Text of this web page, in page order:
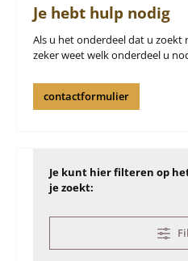
Je hebt hulp nodig
Als u het onderdeel dat u
zeker weet welk onderdeel u
contactformulier
Je kunt hier filteren op
je zoekt: